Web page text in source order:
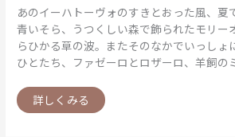
あのイーハトーヴォのすきとおった風、夏
青いそら、うつくしい森で飾られたモリー
らひかる草の波。またそのなかでいっしょ
ひとたち、ファゼーロとロザーロ、羊飼の
詳しくみる